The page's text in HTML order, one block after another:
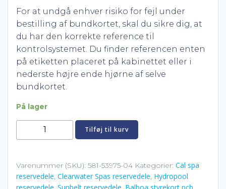
For at undgå enhver risiko for fejl under
bestilling af bundkortet, skal du sikre dig, at
du har den korrekte reference til
kontrolsystemet. Du finder referencen enten
på etiketten placeret på kabinettet eller i
nederste højre ende hjørne af selve
bundkortet.
På lager
Balboa
GL2001M3
PCB
antal
Tilføj til kurv
Varenummer (SKU): 581-53975-04 Kategorier: Cal spa
reservedele, Clearwater Spas reservedele, Hydropool